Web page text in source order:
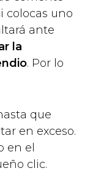
colocas uno
ante
la
. Por lo
que
en exceso.
en el
clic.